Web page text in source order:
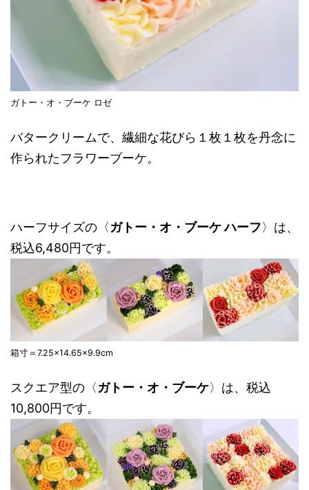
ガトー・オ・ブーケ ロゼ
バタークリームで、繊細な花びら１枚１枚を丹念に
作られたフラワーブーケ。
ハーフサイズの〈ガトー・オ・ブーケ ハーフ〉は、
税込6,480円です。
箱寸＝7.25×14.65×9.9cm
スクエア型の〈ガトー・オ・ブーケ〉は、税込
10,800円です。